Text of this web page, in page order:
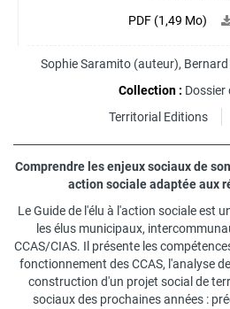
PDF (1,49 Mo)
Sophie Saramito(auteur),
Collection : Dossier
Territorial Editions
Comprendre les enjeux sociaux de
action sociale adaptée aux
Le Guide de l'élu à l'action sociale est
les élus municipaux,
CCAS/CIAS. Il présente les
fonctionnement des CCAS, l'analyse
construction d'un projet social de
sociaux des prochaines années :